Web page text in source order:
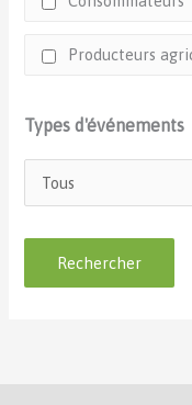
Producteurs
Types d'événements